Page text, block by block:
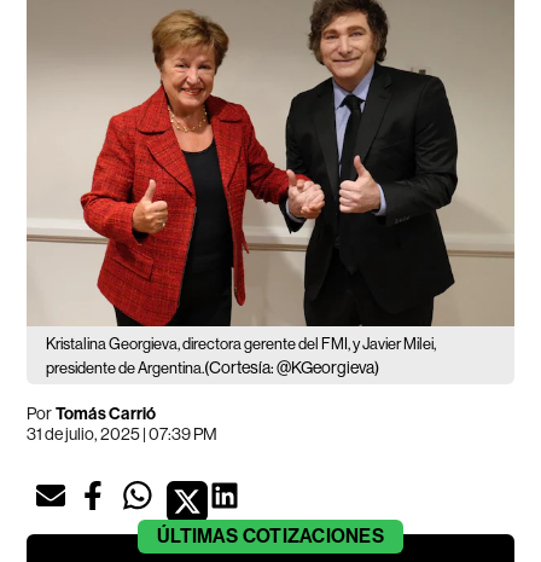
Kristalina Georgieva, directora gerente del FMI, y Javier Milei,
presidente de Argentina.(Cortesía: @KGeorgieva)
PorTomás Carrió
31 de julio, 2025 | 07:39 PM
ÚLTIMAS COTIZACIONES